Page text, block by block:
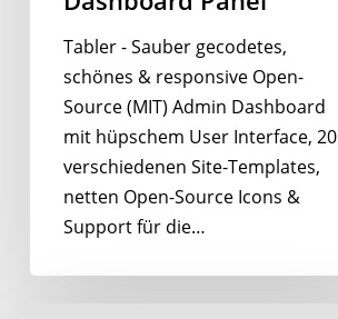
Tabler - Sauber gecodetes,
schönes & responsive Open-
Source (MIT) Admin Dashboard
mit hüpschem User Interface, 20
verschiedenen Site-Templates,
netten Open-Source Icons &
Support für die…